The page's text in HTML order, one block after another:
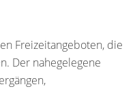
Freizeitangeboten, die
Der nahegelegene